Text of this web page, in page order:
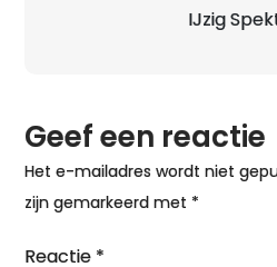
IJzig
Geef een reactie
Het e-mailadres wordt niet
zijn gemarkeerd met *
Reactie *